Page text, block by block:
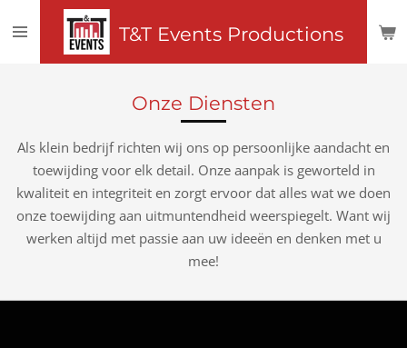
direct
T&T Events Productions
Onze Diensten
Als klein bedrijf richten wij ons op persoonlijke aandacht en
toewijding voor elk detail. Onze aanpak is geworteld in
kwaliteit en integriteit en zorgt ervoor dat alles wat we doen
onze toewijding aan uitmuntendheid weerspiegelt. Want wij
werken altijd met passie aan uw ideeën en denken met u
mee!